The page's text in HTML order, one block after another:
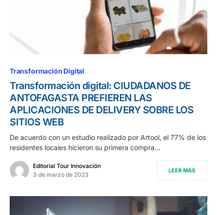
Transformación Digital
Transformación digital: CIUDADANOS DE
ANTOFAGASTA PREFIEREN LAS
APLICACIONES DE DELIVERY SOBRE LOS
SITIOS WEB
De acuerdo con un estudio realizado por Artool, el 77% de los
residentes locales hicieron su primera compra…
Editorial Tour Innovación
3 de marzo de 2023
LEER MÁS